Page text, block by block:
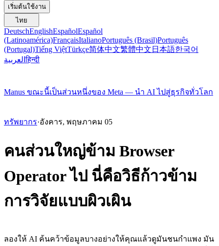
เริ่มต้นใช้งาน
ไทย
DeutschEnglishEspañolEspañol
(Latinoamérica)FrançaisItalianoPortuguês (Brasil)Português
(Portugal)Tiếng ViệtTürkçe简体中文繁體中文 日本語한국어
العربيةहिन्दी
Manus ขณะนี้เป็นส่วนหนึ่งของ Meta — นำ AI ไปสู่ธุรกิจทั่วโลก
ทรัพยากร·อังคาร, พฤษภาคม 05
คนส่วนใหญ่ข้าม Browser
Operator ไป นี่คือวิธีก้าวข้าม
การวิจัยแบบผิวเผิน
ลองให้ AI ค้นคว้าข้อมูลบางอย่างให้คุณแล้วดูมันชนกำแพง มัน